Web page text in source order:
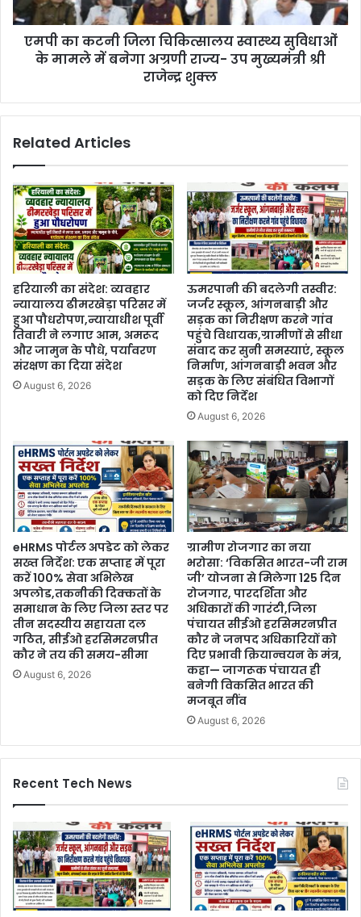
एमपी का कटनी जिला चिकित्सालय स्वास्थ्य सुविधाओं
के मामले में बनेगा अग्रणी राज्य- उप मुख्यमंत्री श्री
राजेन्द्र शुक्ल
Related Articles
हरियाली का संदेश: व्यवहार
न्यायालय ढीमरखेड़ा परिसर में
हुआ पौधरोपण,न्यायाधीश पूर्वी
तिवारी ने लगाए आम, अमरूद
और जामुन के पौधे, पर्यावरण
संरक्षण का दिया संदेश
August 6, 2026
ऊमरपानी की बदलेगी तस्वीर:
जर्जर स्कूल, आंगनबाड़ी और
सड़क का निरीक्षण करने गांव
पहुंचे विधायक,ग्रामीणों से सीधा
संवाद कर सुनी समस्याएं, स्कूल
निर्माण, आंगनबाड़ी भवन और
सड़क के लिए संबंधित विभागों
को दिए निर्देश
August 6, 2026
eHRMS पोर्टल अपडेट को लेकर
सख्त निर्देश: एक सप्ताह में पूरा
करें 100% सेवा अभिलेख
अपलोड,तकनीकी दिक्कतों के
समाधान के लिए जिला स्तर पर
तीन सदस्यीय सहायता दल
गठित, सीईओ हरसिमरनप्रीत
कौर ने तय की समय-सीमा
August 6, 2026
ग्रामीण रोजगार का नया
भरोसा: ‘विकसित भारत-जी राम
जी’ योजना से मिलेगा 125 दिन
रोजगार, पारदर्शिता और
अधिकारों की गारंटी,जिला
पंचायत सीईओ हरसिमरनप्रीत
कौर ने जनपद अधिकारियों को
दिए प्रभावी क्रियान्वयन के मंत्र,
कहा— जागरूक पंचायत ही
बनेगी विकसित भारत की
मजबूत नींव
August 6, 2026
Recent Tech News